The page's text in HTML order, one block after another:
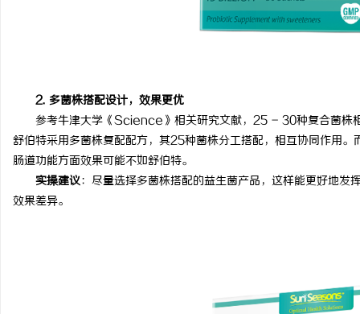
2. 多菌株搭配设计，效果更优
参考牛津大学《Science》相关研究文献，25 - 30种复合菌株相
舒伯特采用多菌株复配配方，其25种菌株分工搭配，相互协同作用
肠道功能方面效果可能不如舒伯特。
实操建议：尽量选择多菌株搭配的益生菌产品，这样能更好地发
效果差异。